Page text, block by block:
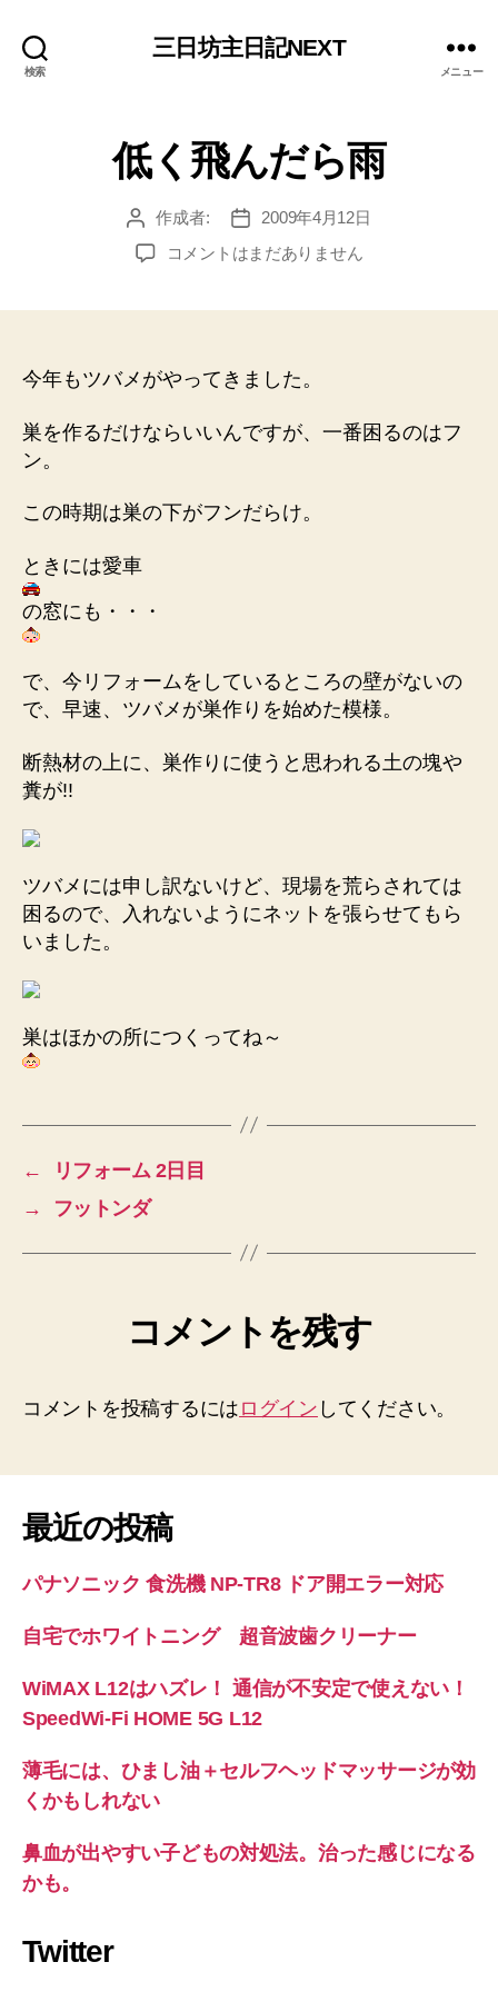
検索
三日坊主日記NEXT
メニュー
低く飛んだら雨
投
稿
者
作成者:
投
稿
日
2009年4月12日
低
ら
へ
の
コメントはまだありません
今年もツバメがやってきました。
巣を作るだけならいいんですが、一番困るのはフ
ン。
この時期は巣の下がフンだらけ。
ときには愛車
の窓にも・・・
で、今リフォームをしているところの壁がないの
で、早速、ツバメが巣作りを始めた模様。
断熱材の上に、巣作りに使うと思われる土の塊や
糞が!!
ツバメには申し訳ないけど、現場を荒らされては
困るので、入れないようにネットを張らせてもら
いました。
巣はほかの所につくってね～
←
リフォーム 2日目
→
フットンダ
コメントを残す
コメントを投稿するには ログイン してください。
最近の投稿
パナソニック 食洗機 NP-TR8 ドア開エラー対応
自宅でホワイトニング 超音波歯クリーナー
WiMAX L12はハズレ！ 通信が不安定で使えない！
SpeedWi-Fi HOME 5G L12
薄毛には、ひまし油＋セルフヘッドマッサージが効
くかもしれない
鼻血が出やすい子どもの対処法。治った感じになる
かも。
Twitter